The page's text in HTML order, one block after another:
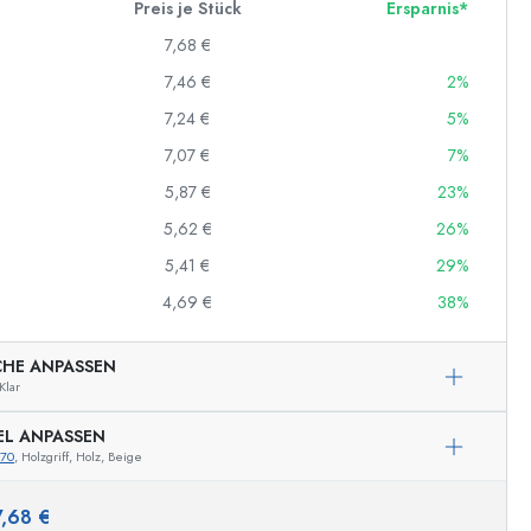
Preis je Stück
Ersparnis*
7,68 €
7,46 €
2%
7,24 €
5%
7,07 €
7%
5,87 €
23%
5,62 €
26%
5,41 €
29%
4,69 € 38%
ANPASSEN
Klar
ANPASSEN
, Holzgriff, Holz, Beige
€